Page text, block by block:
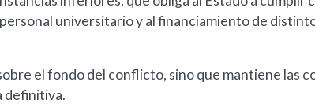
universitario y al financiamiento de
el fondo del conflicto, sino que mantiene las
definitiva.